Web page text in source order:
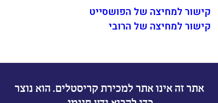
קישור למחיצה של הפושסייט
קישור למחיצה של הרובי
אתר זה אינו אתר למכירת קריסטלים. הוא נוצר